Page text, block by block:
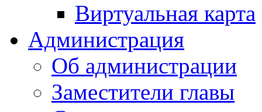
Виртуальная карта
Администрация
Об администрации
Заместители главы